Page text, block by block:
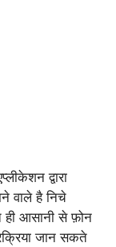
द्वारा
वाले है निचे
ही आसानी से फ़ोन
जान सकते